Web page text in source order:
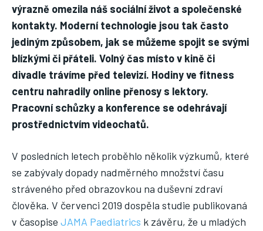
DĚTI
ONEMOCNĚNÍ
STRAVA
FITNESS
HUBNUTÍ
JÓGA
výrazně omezila náš sociální život a společenské
kontakty. Moderní technologie jsou tak často
jediným způsobem, jak se můžeme spojit se svými
blízkými či přáteli. Volný čas místo v kině či
divadle trávíme před televizí. Hodiny ve fitness
centru nahradily online přenosy s lektory.
Pracovní schůzky a konference se odehrávají
prostřednictvím videochatů.
V posledních letech proběhlo několik výzkumů, které
se zabývaly dopady nadměrného množství času
stráveného před obrazovkou na duševní zdraví
člověka. V červenci 2019 dospěla studie publikovaná
v časopise JAMA Paediatrics k závěru, že u mladých